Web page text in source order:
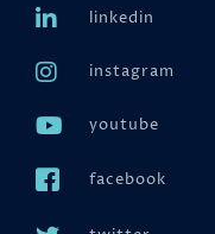
linkedin
instagram
youtube
facebook